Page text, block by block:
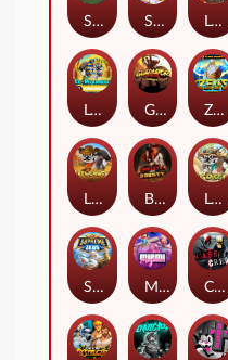
BULLETS AND BOUNTY
LE COWBOY
MIAMI MAYHEM
Le Fisherman
Supreme Zeus
Ze Zeus
Cash Crew
Le Digger
Sticky Candyland
Gladiator Legends
Le Pharaoh
Sleepy Grandpa